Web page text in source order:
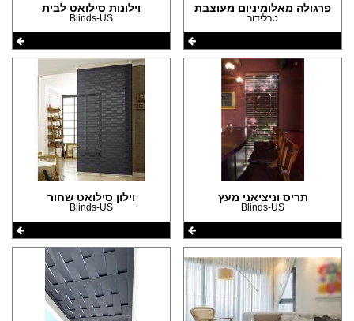
פרגולה מאלומיניום מעוצבת
טרלידור
וילונות סילואט לבית
Blinds-US
תריס וניציאני מעץ
Blinds-US
וילון סילואט שחור
Blinds-US